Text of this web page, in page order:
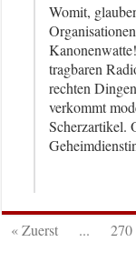
Womit,
tragbaren
rechten
verkommt
Scherzartikel.
« Zuerst ... 270